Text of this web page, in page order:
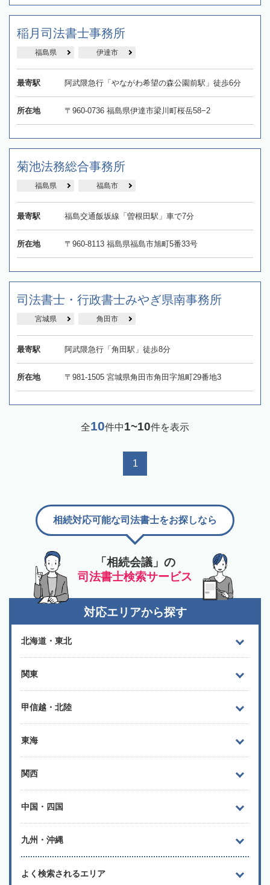
稲月司法書士事務所
福島県 伊達市
最寄駅 阿武隈急行「やながわ希望の森公園前駅」徒歩6分
所在地 〒960-0736 福島県伊達市梁川町桜岳58−2
菊池法務総合事務所
福島県 福島市
最寄駅 福島交通飯坂線「曽根田駅」車で7分
所在地 〒960-8113 福島県福島市旭町5番33号
司法書士・行政書士みやぎ県南事務所
宮城県 角田市
最寄駅 阿武隈急行「角田駅」徒歩8分
所在地 〒981-1505 宮城県角田市角田字旭町29番地3
全10件中1~10件を表示
1
「相続会議」の
司法書士検索サービス
相続対応可能な司法書士をお探しなら
対応エリアから探す
北海道・東北
関東
甲信越・北陸
東海
関西
中国・四国
九州・沖縄
よく検索されるエリア